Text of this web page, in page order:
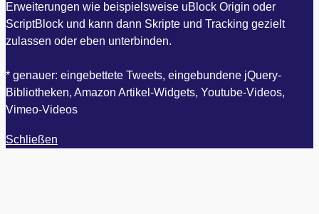
Erweiterungen wie beispielsweise uBlock Origin oder
ScriptBlock und kann dann Skripte und Tracking gezielt
zulassen oder eben unterbinden.
* genauer: eingebettete Tweets, eingebundene jQuery-
Bibliotheken, Amazon Artikel-Widgets, Youtube-Videos,
Vimeo-Videos
Schließen